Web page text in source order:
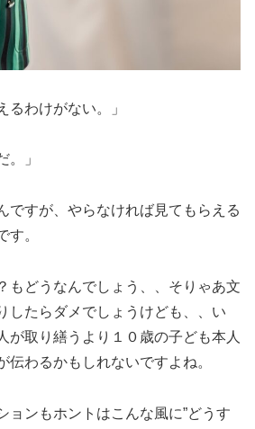
るわけがない。」
。」
ですが、やらなければ見てもらえる
す。
もどうなんでしょう、、そりゃあ文
したらダメでしょうけども、、い
が取り繕うより１０歳の子ども本人
伝わるかもしれないですよね。
ョンもホントはこんな風に”どうす